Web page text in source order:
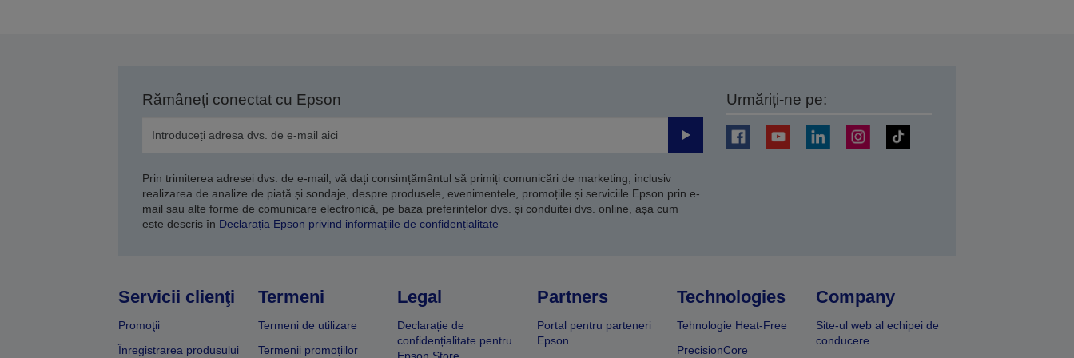
Rămâneți conectat cu Epson
Trimiteți
Prin trimiterea adresei dvs. de e-mail, vă dați consimțământul să primiți comunicări de marketing, inclusiv
realizarea de analize de piață și sondaje, despre produsele, evenimentele, promoțiile și serviciile Epson prin e-
mail sau alte forme de comunicare electronică, pe baza preferințelor dvs. și conduitei dvs. online, așa cum
este descris în Declarația Epson privind informațiile de confidențialitate
Urmăriți-ne pe:
Servicii clienţi
Promoţii
Înregistrarea produsului
Termeni
Termeni de utilizare
Termenii promoțiilor
Legal
Declarație de
confidențialitate pentru
Partners
Portal pentru parteneri
Epson
Technologies
Tehnologie Heat-Free
PrecisionCore
Company
Site-ul web al echipei de
conducere